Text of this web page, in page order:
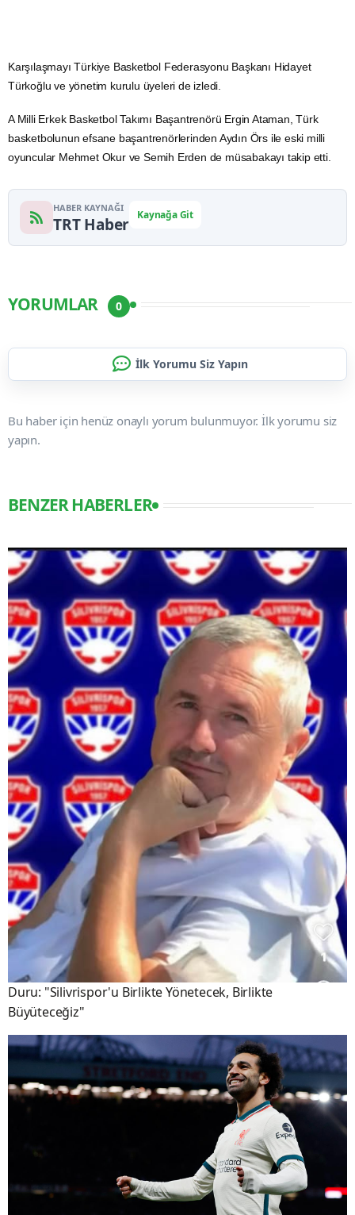
KarşılaşmayıTürkiye Basketbol Federasyonu Başkanı Hidayet
Türkoğlu ve yönetim kurulu üyeleri de izledi.
A Milli Erkek Basketbol Takımı Başantrenörü Ergin Ataman, Türk
basketbolunun efsane başantrenörlerinden Aydın Örs ile eski milli
oyuncular Mehmet Okur ve Semih Erden de müsabakayı takip etti.
HABER KAYNAĞI
TRT Haber Kaynağa Git
YORUMLAR 0
İlk Yorumu Siz Yapın
Bu haber için henüz onaylı yorum bulunmuyor. İlk yorumu siz
yapın.
BENZER HABERLER
Duru: "Silivrispor'u Birlikte Yönetecek, Birlikte
Büyüteceğiz"